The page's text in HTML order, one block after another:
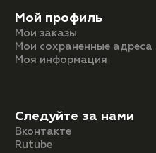
Мой профиль
Мои заказы
Мои сохраненные адреса
Моя информация
Следуйте за нами
Вконтакте
Rutube